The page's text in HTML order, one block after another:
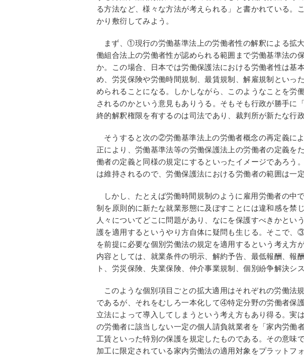
る方法など、様々な方法が考えられる」と書かれている。
かり敷衍してみよう。
まず、①現行の労働基準法上の労働者性の解釈による拡
働組合法上の労働者性が認められる範囲まで労働基準法の
か。この場合、日本では労働保護法における労働者性は基
め、労災保険や労働時間規制、最賃規制、解雇規制といっ
められることになる。しかしながら、このようなことを労
されるのかという意見もありうる。そもそも行政が勝手に
終的解釈権限を有するのは司法であり、裁判所が新たな行
そうすると次の②労働基準法上の労働者概念の再定義に
正により、労働基準法等の労働保護法上の労働者の定義を
働者の定義と同様の規定にするといったイメージであろう
は維持されるので、労働保護法における労働者の範囲は一定
しかし、たとえば労働時間規制のように雇用労働者の中
制を原則的に新たな就業形態に及ぼすことには違和感を禁
人々についてどこに問題があり、なにを保護すべきかとい
護を適用するというやり方自体に疑問も生じる。そこで、
を前提に必要な個別労働法の規定を適用するという考え方
内容としては、就業条件の明示、解約予告、最低報酬、報
ト、労災保険、失業保険、仲介事業規制、個別紛争解決シ
このような個別項目ごとの拡大適用はそれぞれの労働法
であるが、それをむしろ一本化して④特定分野の労働者保
立法によって導入してしまうという考え方もあり得る。実
の労働者に該当しない一定の個人請負就業者を「家内労働
工賃といった特別の保護を規定したものである。その意味
加工に限定されている家内労働法の適用対象をプラットフ